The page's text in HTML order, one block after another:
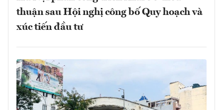
thuận sau Hội nghị công bố Quy hoạch và
xúc tiến đầu tư